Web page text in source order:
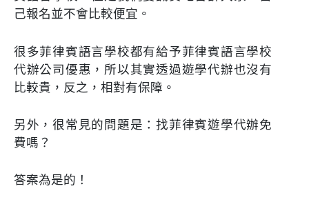
己報名並不會比較便宜。
很多菲律賓語言學校都有給予菲律賓語言學校
代辦公司優惠，所以其實透過遊學代辦也沒有
比較貴，反之，相對有保障。
另外，很常見的問題是：找菲律賓遊學代辦免
費嗎？
答案為是的！